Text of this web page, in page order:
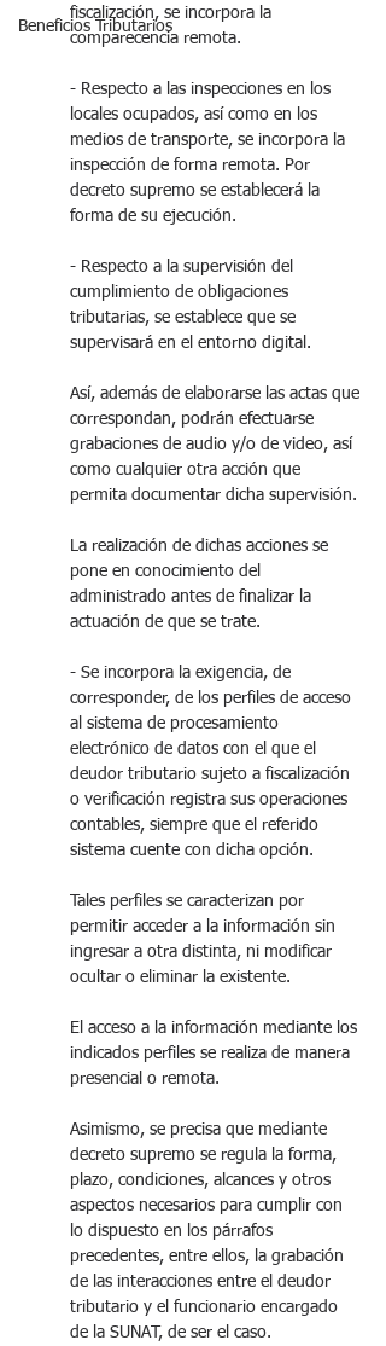
Beneficios Tributarios
fiscalización, se incorpora la
comparecencia remota.
- Respecto a las inspecciones en los
locales ocupados, así como en los
medios de transporte, se incorpora la
inspección de forma remota. Por
decreto supremo se establecerá la
forma de su ejecución.
- Respecto a la supervisión del
cumplimiento de obligaciones
tributarias, se establece que se
supervisará en el entorno digital.
Así, además de elaborarse las actas que
correspondan, podrán efectuarse
grabaciones de audio y/o de video, así
como cualquier otra acción que
permita documentar dicha supervisión.
La realización de dichas acciones se
pone en conocimiento del
administrado antes de finalizar la
actuación de que se trate.
- Se incorpora la exigencia, de
corresponder, de los perfiles de acceso
al sistema de procesamiento
electrónico de datos con el que el
deudor tributario sujeto a fiscalización
o verificación registra sus operaciones
contables, siempre que el referido
sistema cuente con dicha opción.
Tales perfiles se caracterizan por
permitir acceder a la información sin
ingresar a otra distinta, ni modificar
ocultar o eliminar la existente.
El acceso a la información mediante los
indicados perfiles se realiza de manera
presencial o remota.
Asimismo, se precisa que mediante
decreto supremo se regula la forma,
plazo, condiciones, alcances y otros
aspectos necesarios para cumplir con
lo dispuesto en los párrafos
precedentes, entre ellos, la grabación
de las interacciones entre el deudor
tributario y el funcionario encargado
de la SUNAT, de ser el caso.